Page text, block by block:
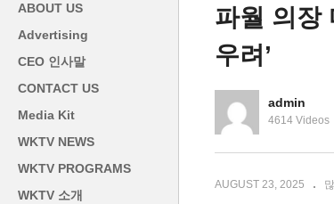
로운 정상
‘조국과의 다리, 동포들의 자긍
외 투표 개선 약속한 이재명
ABOUT US
Advertising
CEO 인사말
CONTACT US
Media Kit
WKTV NEWS
WKTV PROGRAMS
WKTV 소개
파월 의장
우려’
admin
4614 Videos
AUGUST 23, 2025